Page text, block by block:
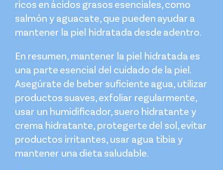
ricos en ácidos grasos esenciales, como
salmón y aguacate, que pueden ayudar a
mantener la piel hidratada desde adentro.
En resumen, mantener la piel hidratada es
una parte esencial del cuidado de la piel.
Asegúrate de beber suficiente agua, utilizar
productos suaves, exfoliar regularmente,
usar un humidificador, suero hidratante y
crema hidratante, protegerte del sol, evitar
productos irritantes, usar agua tibia y
mantener una dieta saludable.